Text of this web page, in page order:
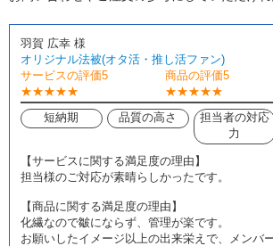
羽賀 広幸 様
オリジナル法被(オタ活・推し活ファン)
サービスの評価5
★★★★★
商品の評価5
★★★★★
短納期 品質の高さ
担当者の対応
力
【サービスに関する満足度の理由】
担当様のご対応が素晴らしかったです。
【商品に関する満足度の理由】
化繊なので皺にならず、管理が楽です。
お願いしたイメージ以上の出来栄えで、メンバ